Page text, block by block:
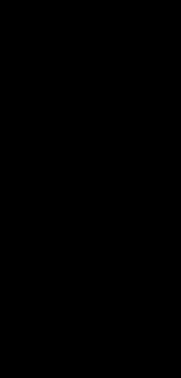
trionfale di
prove.
spettacolare
Lecuona è
straordinario
Misano, il circus